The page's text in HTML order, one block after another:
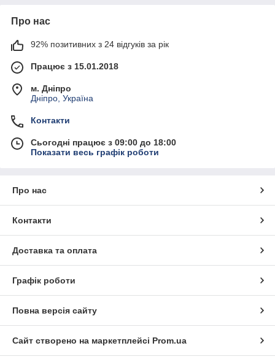
Про нас
92% позитивних з 24 відгуків за рік
Працює з 15.01.2018
м. Дніпро
Дніпро, Україна
Контакти
Сьогодні працює з 09:00 до 18:00
Показати весь графік роботи
Про нас
Контакти
Доставка та оплата
Графік роботи
Повна версія сайту
Сайт створено на маркетплейсі Prom.ua